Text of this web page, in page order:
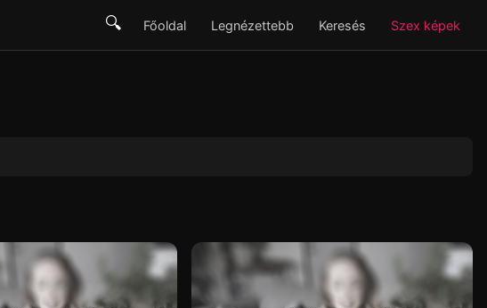
🔍 Főoldal Legnézettebb Keresés Szex képek